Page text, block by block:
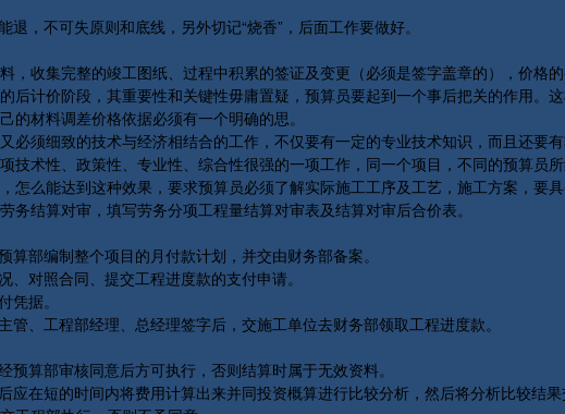
不可失原则和底线，另外切记“烧香”，后面工作要做好。
收集完整的竣工图纸、过程中积累的签证及变更（必须是签字盖章的），价格的
计价阶段，其重要性和关键性毋庸置疑，预算员要起到一个事后把关的作用。
材料调差价格依据必须有一个明确的思。
须细致的技术与经济相结合的工作，不仅要有一定的专业技术知识，而且还要
技术性、政策性、专业性、综合性很强的一项工作，同一个项目，不同的预算
怎么能达到这种效果，要求预算员必须了解实际施工工序及工艺，施工方案，要
结算对审，填写劳务分项工程量结算对审表及结算对审后合价表。
部编制整个项目的月付款计划，并交由财务部备案。
对照合同、提交工程进度款的支付申请。
据。
、工程部经理、总经理签字后，交施工单位去财务部领取工程进度款。
算部审核同意后方可执行，否则结算时属于无效资料。
在短的时间内将费用计算出来并同投资概算进行比较分析，然后将分析比较结果